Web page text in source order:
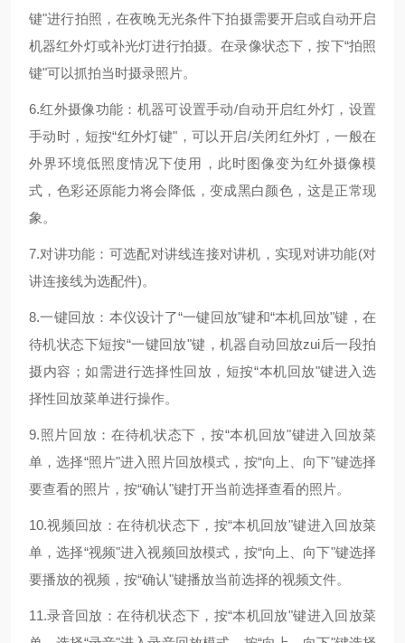
键"进行拍照，在夜晚无光条件下拍摄需要开启或自动开启
机器红外灯或补光灯进行拍摄。在录像状态下，按下“拍照
键"可以抓拍当时摄录照片。
6.红外摄像功能：机器可设置手动/自动开启红外灯，设置
手动时，短按“红外灯键"，可以开启/关闭红外灯，一般在
外界环境低照度情况下使用，此时图像变为红外摄像模
式，色彩还原能力将会降低，变成黑白颜色，这是正常现
象。
7.对讲功能：可选配对讲线连接对讲机，实现对讲功能(对
讲连接线为选配件)。
8.一键回放：本仪设计了“一键回放"键和“本机回放"键，在
待机状态下短按“一键回放"键，机器自动回放zui后一段拍
摄内容；如需进行选择性回放，短按“本机回放"键进入选
择性回放菜单进行操作。
9.照片回放：在待机状态下，按“本机回放"键进入回放菜
单，选择“照片"进入照片回放模式，按“向上、向下"键选择
要查看的照片，按“确认"键打开当前选择查看的照片。
10.视频回放：在待机状态下，按“本机回放"键进入回放菜
单，选择“视频"进入视频回放模式，按“向上、向下"键选择
要播放的视频，按“确认"键播放当前选择的视频文件。
11.录音回放：在待机状态下，按“本机回放"键进入回放菜